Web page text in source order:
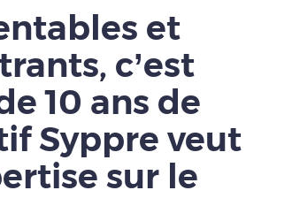
et
c’est
10 ans de
Syppre veut
sur le